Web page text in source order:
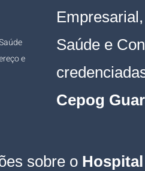
e
Saúde e
Cepog
sobre o